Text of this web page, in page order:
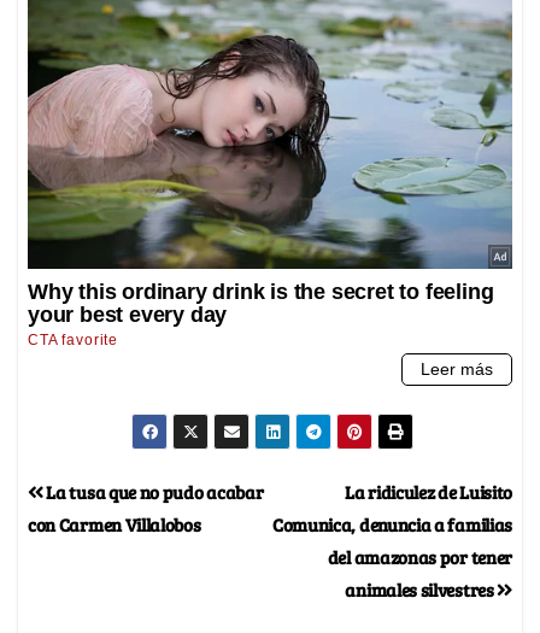
La ridiculez de Luisito
Comunica, denuncia a familias
del amazonas por tener
animales silvestres
La tusa que no pudo acabar
con Carmen Villalobos